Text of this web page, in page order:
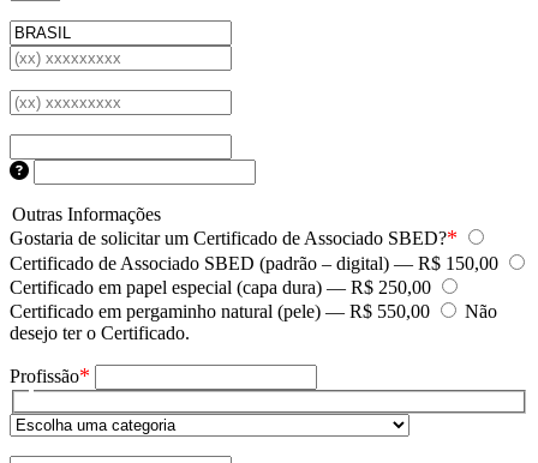
Outras Informações
Gostaria de solicitar um Certificado de Associado SBED?*
Certificado de Associado SBED (padrão – digital) — R$ 150,00
Certificado em papel especial (capa dura) — R$ 250,00
Certificado em pergaminho natural (pele) — R$ 550,00
Não
desejo ter o Certificado.
Profissão*